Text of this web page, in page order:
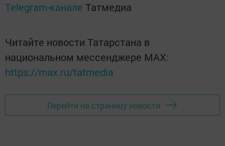
Telegram-канале Татмедиа
Читайте новости Татарстана в
национальном мессенджере MАХ:
https://max.ru/tatmedia
Перейти на страницу новости